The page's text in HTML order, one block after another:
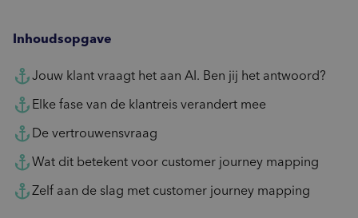
Inhoudsopgave
Jouw klant vraagt het aan AI. Ben jij het antwoord?
Elke fase van de klantreis verandert mee
De vertrouwensvraag
Wat dit betekent voor customer journey mapping
Zelf aan de slag met customer journey mapping